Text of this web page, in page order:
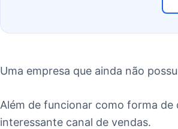
Uma empresa que ainda não
Além de funcionar como forma de
interessante canal de vendas.